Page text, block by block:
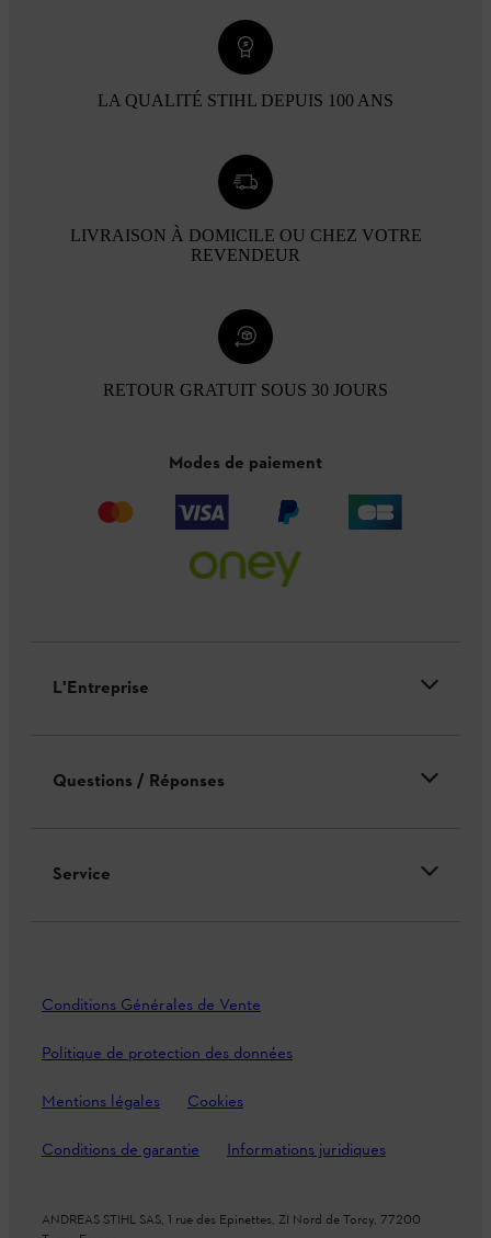
LA QUALITÉ STIHL DEPUIS 100 ANS
LIVRAISON À DOMICILE OU CHEZ VOTRE
REVENDEUR
RETOUR GRATUIT SOUS 30 JOURS
Modes de paiement
L'Entreprise
Questions / Réponses
Service
Conditions Générales de Vente
Politique de protection des données
Mentions légales Cookies
Conditions de garantie Informations juridiques
ANDREAS STIHL SAS, 1 rue des Epinettes, ZI Nord de Torcy, 77200